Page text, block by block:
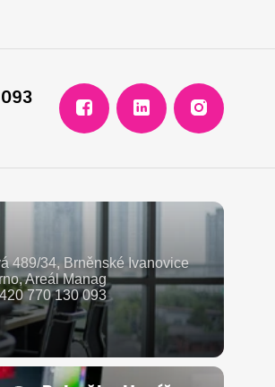
489/34, Brněnské Ivanovice
Areál Manag
770 130 093